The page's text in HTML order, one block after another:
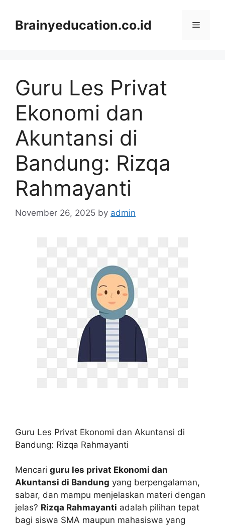
contentBrainyeducation.co.id Menu
Guru Les Privat
Ekonomi dan
Akuntansi di
Bandung: Rizqa
Rahmayanti
November 26, 2025 by admin
Guru Les Privat Ekonomi dan Akuntansi di
Bandung: Rizqa Rahmayanti
Mencari guru les privat Ekonomi dan
Akuntansi di Bandung yang berpengalaman,
sabar, dan mampu menjelaskan materi dengan
jelas? Rizqa Rahmayanti adalah pilihan tepat
bagi siswa SMA maupun mahasiswa yang